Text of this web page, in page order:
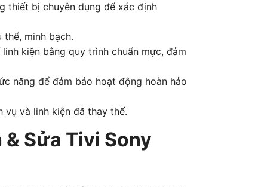
thiết bị chuyên dụng để xác định
minh bạch.
kiện bằng quy trình chuẩn mực, đảm
năng để đảm bảo hoạt động hoàn hảo
vụ và linh kiện đã thay thế.
& Sửa Tivi Sony